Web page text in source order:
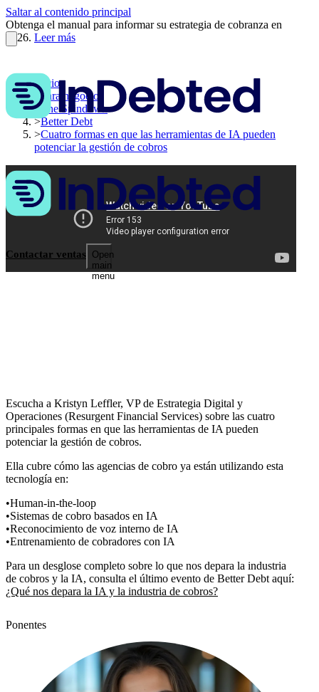
Saltar al contenido principal
Obtenga el manual para informar su estrategia de cobranza en
2026. Leer más
Contactar ventas
Open
main
menu
Inicio
>Para negocios
>The Spindown
>Better Debt
>Cuatro formas en que las herramientas de IA pueden
potenciar la gestión de cobros
Escucha a Kristyn Leffler, VP de Estrategia Digital y
Operaciones (Resurgent Financial Services) sobre las cuatro
principales formas en que las herramientas de IA pueden
potenciar la gestión de cobros.
Ella cubre cómo las agencias de cobro ya están utilizando esta
tecnología en:
Human-in-the-loop
Sistemas de cobro basados en IA
Reconocimiento de voz interno de IA
Entrenamiento de cobradores con IA
Para un desglose completo sobre lo que nos depara la industria
de cobros y la IA, consulta el último evento de Better Debt aquí:
¿Qué nos depara la IA y la industria de cobros?
Ponentes